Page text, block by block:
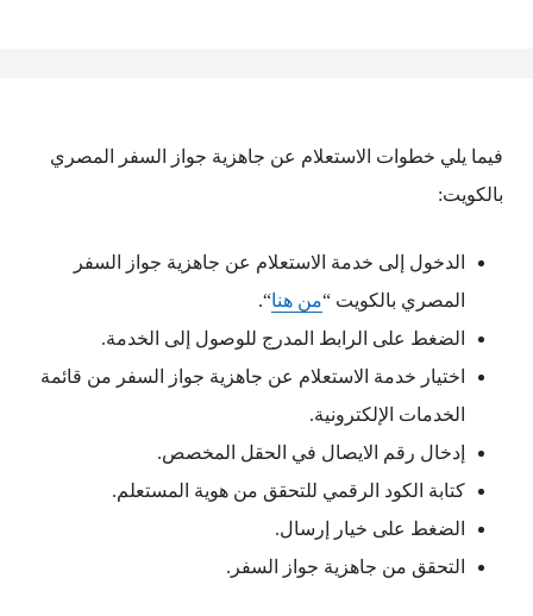
فيما يلي خطوات الاستعلام عن جاهزية جواز السفر المصري
بالكويت:
الدخول إلى خدمة الاستعلام عن جاهزية جواز السفر
المصري بالكويت “من هنا“.
الضغط على الرابط المدرج للوصول إلى الخدمة.
اختيار خدمة الاستعلام عن جاهزية جواز السفر من قائمة
الخدمات الإلكترونية.
إدخال رقم الايصال في الحقل المخصص.
كتابة الكود الرقمي للتحقق من هوية المستعلم.
الضغط على خيار إرسال.
التحقق من جاهزية جواز السفر.